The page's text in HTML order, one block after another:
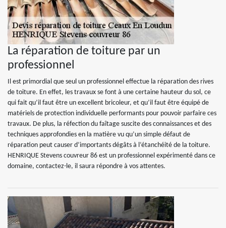
La réparation de toiture par un
professionnel
Il est primordial que seul un professionnel effectue la réparation des rives
de toiture. En effet, les travaux se font à une certaine hauteur du sol, ce
qui fait qu’il faut être un excellent bricoleur, et qu’il faut être équipé de
matériels de protection individuelle performants pour pouvoir parfaire ces
travaux. De plus, la réfection du faîtage suscite des connaissances et des
techniques approfondies en la matière vu qu’un simple défaut de
réparation peut causer d’importants dégâts à l’étanchéité de la toiture.
HENRIQUE Stevens couvreur 86 est un professionnel expérimenté dans ce
domaine, contactez-le, il saura répondre à vos attentes.